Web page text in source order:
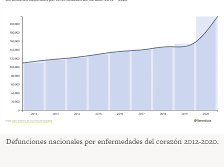
Defunciones nacionales por enfermedades del corazón 2012-2020.